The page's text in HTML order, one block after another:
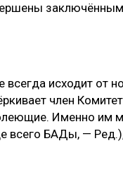
всегда исходит от
член
Именно им
всего БАДы, —